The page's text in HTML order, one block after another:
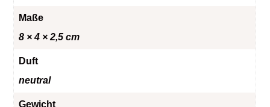
Maße
8 × 4 × 2,5 cm
Duft
neutral
Gewicht